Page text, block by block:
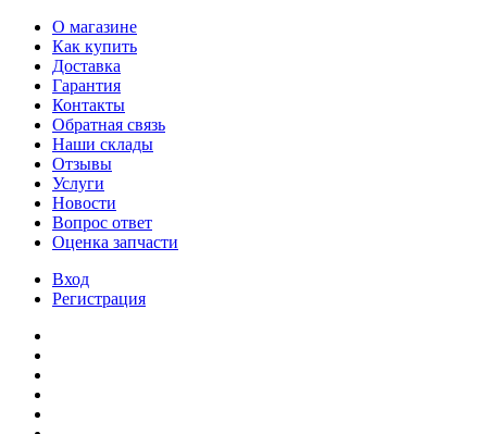
О магазине
Как купить
Доставка
Гарантия
Контакты
Обратная связь
Наши склады
Отзывы
Услуги
Новости
Вопрос ответ
Оценка запчасти
Вход
Регистрация